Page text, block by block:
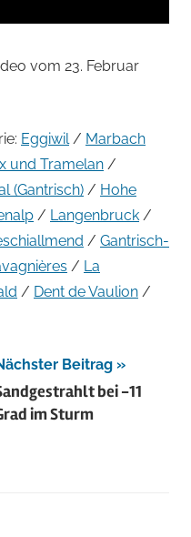
vom 23. Februar
Eggiwil/ Marbach
und Tramelan /
(Gantrisch) / Hohe
/ Langenbruck /
/ Gantrisch-
/ La
/ Dent de Vaulion /
Beitrag
bei -11
im Sturm